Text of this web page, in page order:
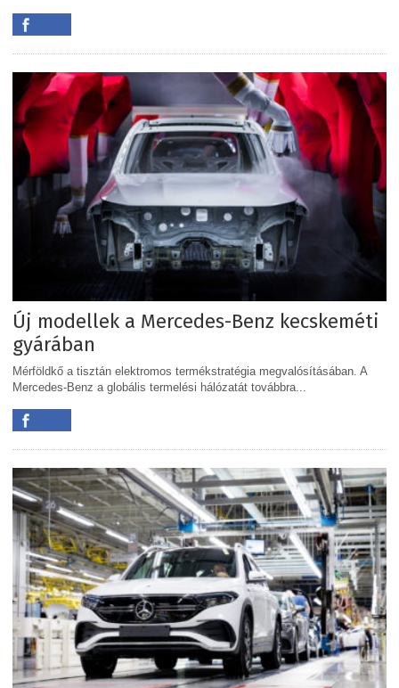
Új modellek a Mercedes-Benz kecskeméti
gyárában
Mérföldkő a tisztán elektromos termékstratégia megvalósításában. A
Mercedes-Benz a globális termelési hálózatát továbbra...